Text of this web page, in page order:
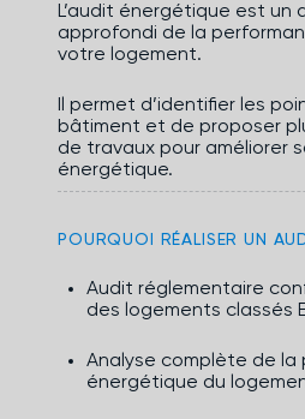
L’audit énergétique est un
approfondi de la
votre logement.
Il permet d’identifier les
bâtiment et de proposer
de travaux pour améliorer
énergétique.
POURQUOI RÉALISER UN
Audit réglementaire
des logements classés
Analyse complète de la
énergétique du